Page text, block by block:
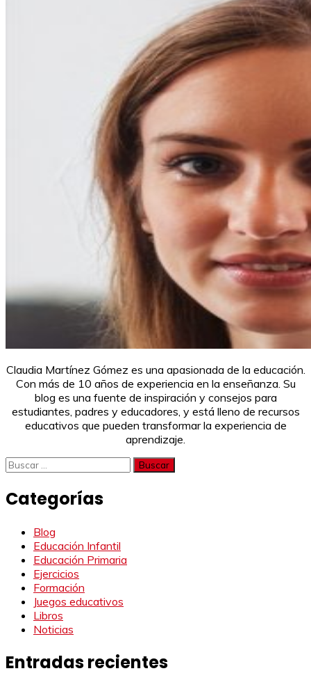
Claudia Martínez Gómez es una apasionada de la educación.
Con más de 10 años de experiencia en la enseñanza. Su
blog es una fuente de inspiración y consejos para
estudiantes, padres y educadores, y está lleno de recursos
educativos que pueden transformar la experiencia de
aprendizaje.
Buscar:
Categorías
Blog
Educación Infantil
Educación Primaria
Ejercicios
Formación
Juegos educativos
Libros
Noticias
Entradas recientes